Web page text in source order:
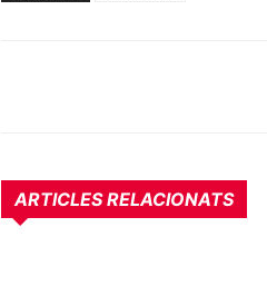
ARTICLES RELACIONATS